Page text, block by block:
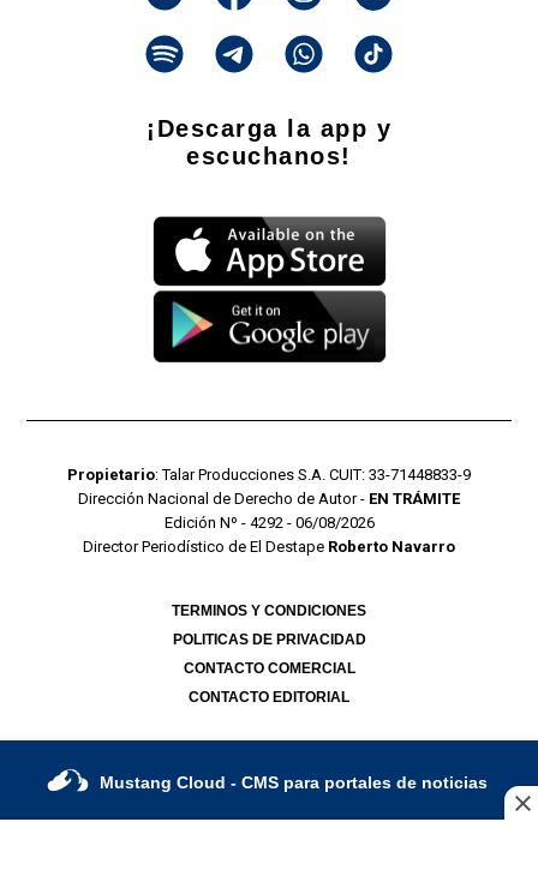
¡Descarga la app y
escuchanos!
Propietario: Talar Producciones S.A. CUIT: 33-71448833-9
Dirección Nacional de Derecho de Autor - EN TRÁMITE
Edición Nº - 4292 - 06/08/2026
Director Periodístico de El Destape Roberto Navarro
TERMINOS Y CONDICIONES
POLITICAS DE PRIVACIDAD
CONTACTO COMERCIAL
CONTACTO EDITORIAL
Mustang Cloud - CMS para portales de noticias